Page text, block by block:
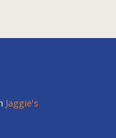
Jaggie's